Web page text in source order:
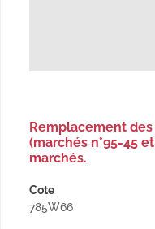
Remplacement
(marchés n°95-45
marchés.
Cote
785W66